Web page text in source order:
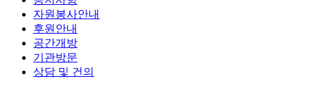
자원봉사안내
후원안내
공간개방
기관방문
상담 및 건의